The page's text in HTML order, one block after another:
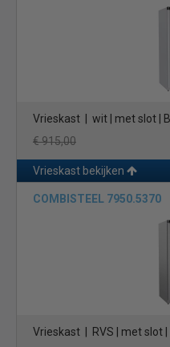
Vrieskast | wit | met slot |
€ 915,00
Vrieskast bekijken
COMBISTEEL 7950.5370
Vrieskast | RVS | met slot |